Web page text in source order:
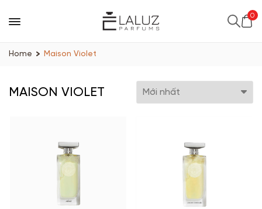
0
Home Maison Violet
MAISON VIOLET